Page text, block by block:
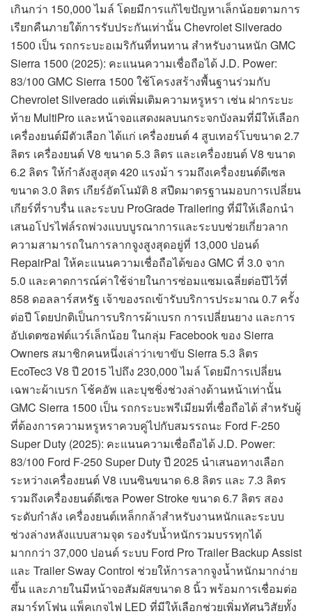
เกินกว่า 150,000 ไมล์ โดยมีการแก้ไขปัญหาเล็กน้อยตามการ
เรียกคืนภายใต้การรับประกันเท่านั้น Chevrolet Silverado
1500 เป็น รถกระบะอเมริกันที่ทนทาน สำหรับงานหนัก GMC
Sierra 1500 (2025): คะแนนความเชื่อถือได้ J.D. Power:
83/100 GMC Sierra 1500 ใช้โครงสร้างพื้นฐานร่วมกับ
Chevrolet Silverado แต่เพิ่มเติมความหรูหรา เช่น ฝากระบะ
ท้าย MultiPro และหน้าจอแสดงผลบนกระจกบังลมที่มีให้เลือก
เครื่องยนต์มีตัวเลือก ได้แก่ เครื่องยนต์ 4 สูบเทอร์โบขนาด 2.7
ลิตร เครื่องยนต์ V8 ขนาด 5.3 ลิตร และเครื่องยนต์ V8 ขนาด
6.2 ลิตร ให้กำลังสูงสุด 420 แรงม้า รวมถึงเครื่องยนต์ดีเซล
ขนาด 3.0 ลิตร เกียร์อัตโนมัติ 8 สปีดมาตรฐานมอบการเปลี่ยน
เกียร์ที่ราบรื่น และระบบ ProGrade Trailering ที่มีให้เลือกนำ
เสนอโปรไฟล์รถพ่วงแบบบูรณาการและระบบช่วยเกี่ยวลาก
ความสามารถในการลากจูงสูงสุดอยู่ที่ 13,000 ปอนด์
RepairPal ให้คะแนนความเชื่อถือได้ของ GMC ที่ 3.0 จาก
5.0 และคาดการณ์ค่าใช้จ่ายในการซ่อมแซมเฉลี่ยต่อปีไว้ที่
858 ดอลลาร์สหรัฐ เจ้าของรถเข้ารับบริการประมาณ 0.7 ครั้ง
ต่อปี โดยปกติเป็นการบริการผ้าเบรก การเปลี่ยนยาง และการ
อัปเดตซอฟต์แวร์เล็กน้อย ในกลุ่ม Facebook ของ Sierra
Owners สมาชิกคนหนึ่งเล่าว่าเขาขับ Sierra 5.3 ลิตร
EcoTec3 V8 ปี 2015 ไปถึง 230,000 ไมล์ โดยมีการเปลี่ยน
เฉพาะผ้าเบรก โช้คอัพ และบุชชิ่งช่วงล่างด้านหน้าเท่านั้น
GMC Sierra 1500 เป็น รถกระบะพรีเมียมที่เชื่อถือได้ สำหรับผู้
ที่ต้องการความหรูหราควบคู่ไปกับสมรรถนะ Ford F-250
Super Duty (2025): คะแนนความเชื่อถือได้ J.D. Power:
83/100 Ford F-250 Super Duty ปี 2025 นำเสนอทางเลือก
ระหว่างเครื่องยนต์ V8 เบนซินขนาด 6.8 ลิตร และ 7.3 ลิตร
รวมถึงเครื่องยนต์ดีเซล Power Stroke ขนาด 6.7 ลิตร สอง
ระดับกำลัง เครื่องยนต์เหล็กกล้าสำหรับงานหนักและระบบ
ช่วงล่างหลังแบบสามจุด รองรับน้ำหนักรวมบรรทุกได้
มากกว่า 37,000 ปอนด์ ระบบ Ford Pro Trailer Backup Assist
และ Trailer Sway Control ช่วยให้การลากจูงน้ำหนักมากง่าย
ขึ้น และภายในมีหน้าจอสัมผัสขนาด 8 นิ้ว พร้อมการเชื่อมต่อ
สมาร์ทโฟน แพ็คเกจไฟ LED ที่มีให้เลือกช่วยเพิ่มทัศนวิสัยทั้ง